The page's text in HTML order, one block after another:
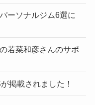
ーソナルジム6選に
若菜和彦さんのサポ
掲載されました！